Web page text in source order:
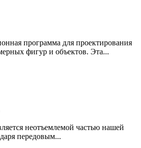
программа для проектирования
фигур и объектов. Эта...
неотъемлемой частью нашей
передовым...